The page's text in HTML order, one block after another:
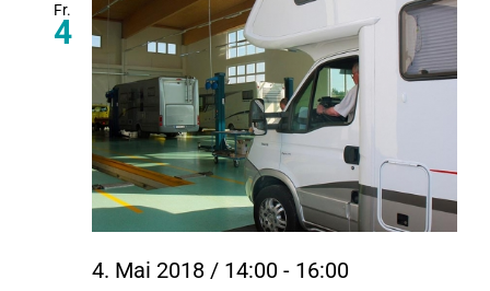
Fr.
4
4. Mai 2018 / 14:00 - 16:00